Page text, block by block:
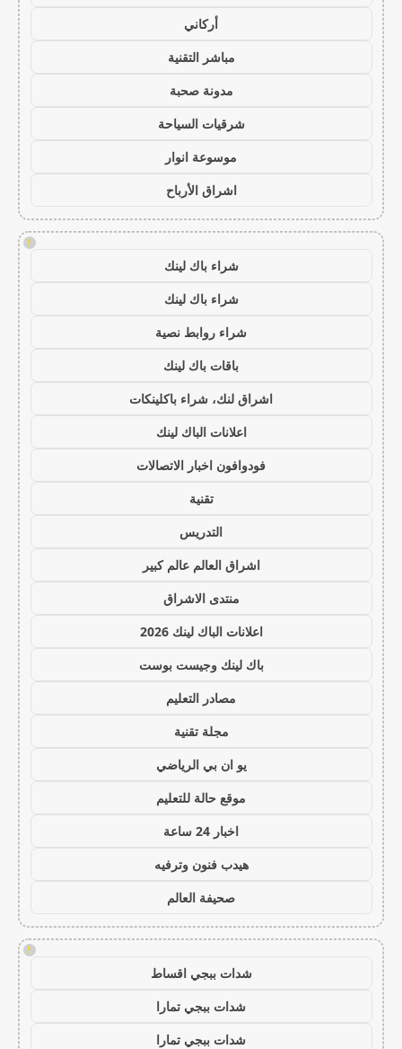
أركاني
مباشر التقنية
مدونة صحبة
شرقيات السياحة
موسوعة انوار
اشراق الأرباح
!
شراء باك لينك
شراء باك لينك
شراء روابط نصية
باقات باك لينك
اشراق لنك، شراء باكلينكات
اعلانات الباك لينك
فودوافون اخبار الاتصالات
تقنية
التدريس
اشراق العالم عالم كبير
منتدى الاشراق
اعلانات الباك لينك 2026
باك لينك وجيست بوست
مصادر التعليم
مجلة تقنية
يو ان بي الرياضي
موقع حالة للتعليم
اخبار 24 ساعة
هيدب فنون وترفيه
صحيفة العالم
!
شدات ببجي اقساط
شدات ببجي تمارا
شدات ببجي تمارا